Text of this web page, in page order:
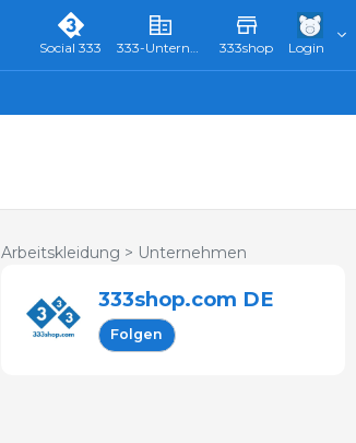
Social 333 333-Unternehmensverzeichnis & Führer 333shop Login
Arbeitskleidung > Unternehmen
333shop.com DE
Folgen